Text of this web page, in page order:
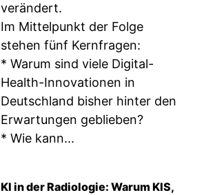
verändert.
Im Mittelpunkt der Folge
stehen fünf Kernfragen:
* Warum sind viele Digital-
Health-Innovationen in
Deutschland bisher hinter den
Erwartungen geblieben?
* Wie kann...
KI in der Radiologie: Warum KIS,